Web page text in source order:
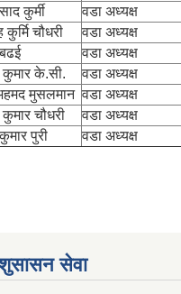
कुर्मी वडा अध्यक्ष
कुर्मि चौधरी वडा अध्यक्ष
वडा अध्यक्ष
कुमार के.सी. वडा अध्यक्ष
मुसलमान वडा अध्यक्ष
चौधरी वडा अध्यक्ष
पुरी वडा अध्यक्ष
सेवा